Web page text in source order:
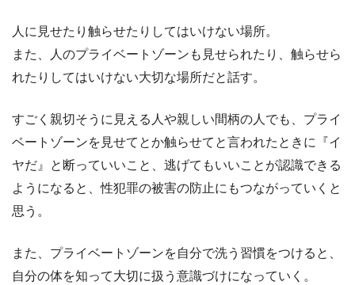
人に見せたり触らせたりしてはいけない場所。
また、人のプライベートゾーンも見せられたり、触らせら
れたりしてはいけない大切な場所だと話す。
すごく親切そうに見える人や親しい間柄の人でも、プライ
ベートゾーンを見せてとか触らせてと言われたときに『イ
ヤだ』と断っていいこと、逃げてもいいことが認識できる
ようになると、性犯罪の被害の防止にもつながっていくと
思う。
また、プライベートゾーンを自分で洗う習慣をつけると、
自分の体を知って大切に扱う意識づけになっていく。